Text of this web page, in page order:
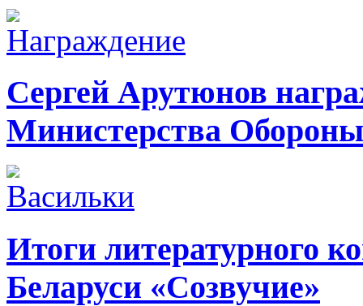
Сергей Арутюнов
Министерства Обороны
Итоги литературного
Беларуси «Созвучие»